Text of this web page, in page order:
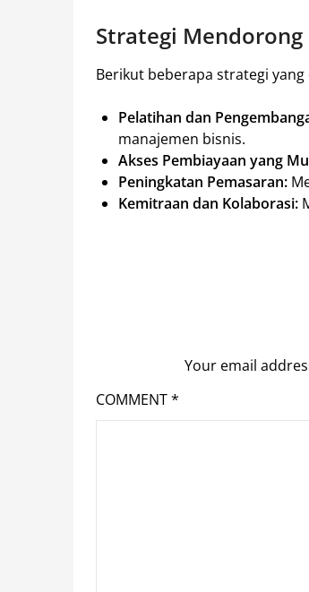
Strategi
Berikut beberapa strategi
Pelatihan dan
manajemen bisnis.
Akses Pembiayaan yang
Peningkatan Pemasaran:
Kemitraan dan Kolaborasi:
Your email
COMMENT*